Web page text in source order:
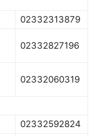
02332313879
02332827196
02332060319
02332592824